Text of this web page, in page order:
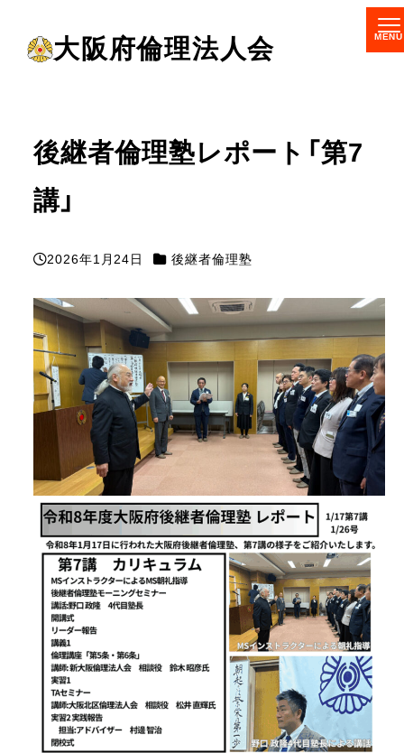
大阪府倫理法人会
後継者倫理塾レポート「第7
講」
投稿日
2026年1月24日 カテゴリー
後継者倫理塾